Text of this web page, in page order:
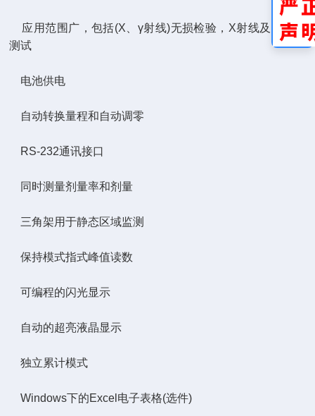
应用范围广，包括(X、γ射线)无损检验，X射线及环境测
测试
电池供电
自动转换量程和自动调零
RS-232通讯接口
同时测量剂量率和剂量
三角架用于静态区域监测
保持模式指式峰值读数
可编程的闪光显示
自动的超亮液晶显示
独立累计模式
Windows下的Excel电子表格(选件)